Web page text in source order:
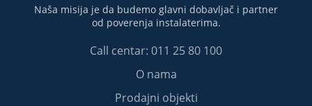
Naša misija je da budemo glavni dobavljač i partner
od poverenja instalaterima.
Call centar: 011 25 80 100
O nama
Prodajni objekti